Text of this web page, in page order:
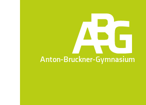
Anton-Bruckner-Gymnasium